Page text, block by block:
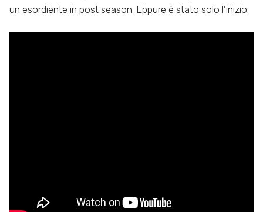
un esordiente in post season. Eppure è stato solo l’inizio.